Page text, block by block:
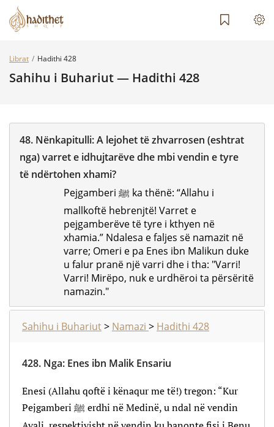
Librat Hadithi 428
Sahihu i Buhariut — Hadithi 428
48. Nënkapitulli:A lejohet të zhvarrosen (eshtrat
nga) varret e idhujtarëve dhe mbi vendin e tyre
të ndërtohen xhami?
Pejgamberi ﷺ ka thënë: “Allahu i
mallkoftë hebrenjtë! Varret e
pejgamberëve të tyre i kthyen në
xhamia.” Ndalesa e faljes së namazit në
varre; Omeri e pa Enes ibn Malikun duke
u falur pranë një varri dhe i tha: "Varri!
Varri! Mirëpo, nuk e urdhëroi ta përsëritë
namazin."
Sahihu i Buhariut> Namazi > Hadithi 428
428. Nga: Enes ibn Malik Ensariu
Enesi (Allahu qoftë i kënaqur me të!) tregon: “Kur
Pejgamberi ﷺ erdhi në Medinë, u ndal në vendin